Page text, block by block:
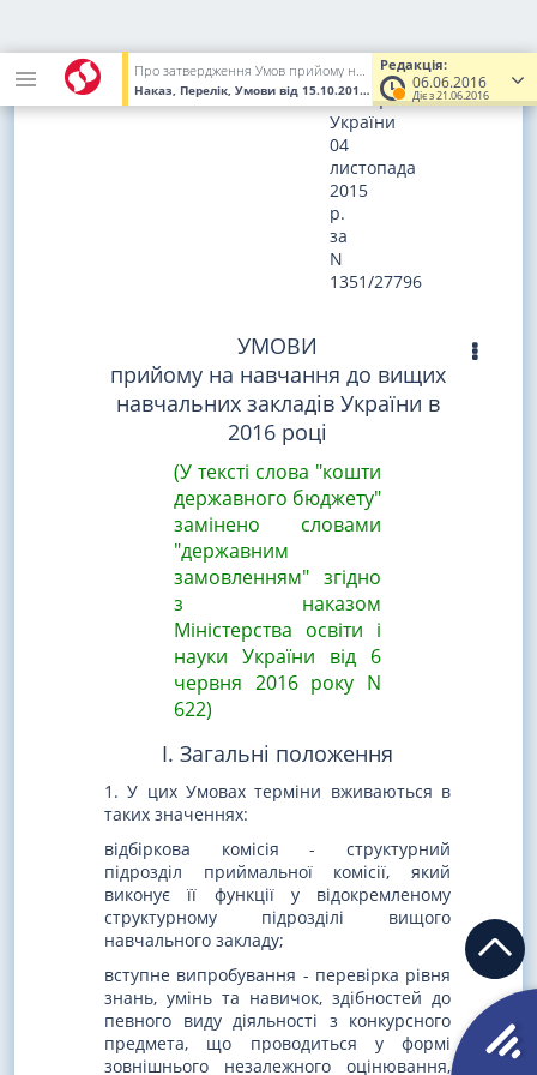
Редакція:
06.06.2016
Діє з 21.06.2016
Про затвердження Умов прийому на навчання до вищих навчальних закладів України в 2016 році
Наказ, Перелік, Умови від 15.10.2015 № 1085 (Увага!
в
Міністерстві
юстиції
України
04
листопада
2015
р.
за
N
1351/27796
УМОВИ
прийому на навчання до вищих
навчальних закладів України в
2016 році
(У тексті слова "кошти
державного бюджету"
замінено словами
"державним
замовленням" згідно
з наказом
Міністерства освіти і
науки України від 6
червня 2016 року N
622)
I. Загальні положення
1. У цих Умовах терміни вживаються в
таких значеннях:
відбіркова комісія - структурний
підрозділ приймальної комісії, який
виконує її функції у відокремленому
структурному підрозділі вищого
навчального закладу;
вступне випробування - перевірка рівня
знань, умінь та навичок, здібностей до
певного виду діяльності з конкурсного
предмета, що проводиться у формі
зовнішнього незалежного оцінювання,